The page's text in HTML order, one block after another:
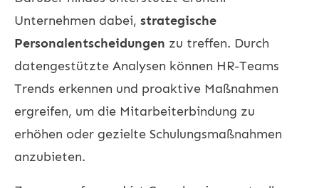
Unternehmen dabei, strategische
Personalentscheidungen zu treffen. Durch
datengestützte Analysen können HR-Teams
Trends erkennen und proaktive Maßnahmen
ergreifen, um die Mitarbeiterbindung zu
erhöhen oder gezielte Schulungsmaßnahmen
anzubieten.